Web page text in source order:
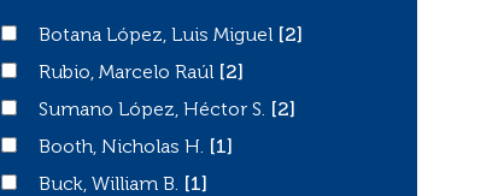
Botana López, Luis Miguel
Botana López, Luis Miguel
[2]
Rubio, Marcelo Raúl
Rubio, Marcelo Raúl
[2]
Sumano López, Héctor S.
Sumano López, Héctor S.
[2]
Booth, Nicholas H.
Booth, Nicholas H.
[1]
Buck, William B.
Buck, William B.
[1]